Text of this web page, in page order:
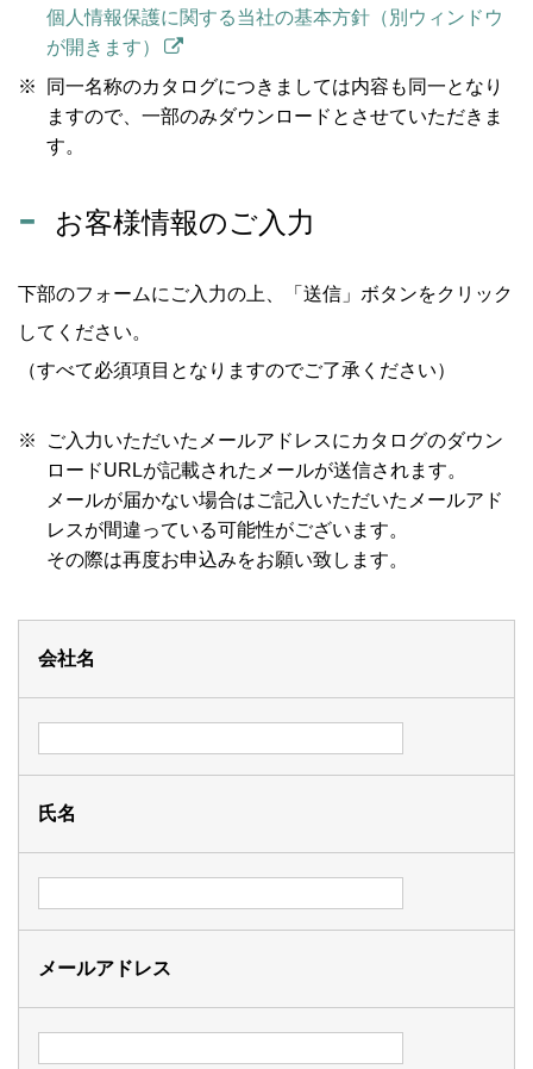
個人情報保護に関する当社の基本方針（別ウィンドウ
が開きます）
同一名称のカタログにつきましては内容も同一となり
ますので、一部のみダウンロードとさせていただきま
す。
お客様情報のご入力
下部のフォームにご入力の上、「送信」ボタンをクリック
してください。
（すべて必須項目となりますのでご了承ください）
ご入力いただいたメールアドレスにカタログのダウン
ロードURLが記載されたメールが送信されます。
メールが届かない場合はご記入いただいたメールアド
レスが間違っている可能性がございます。
その際は再度お申込みをお願い致します。
会社名
氏名
メールアドレス